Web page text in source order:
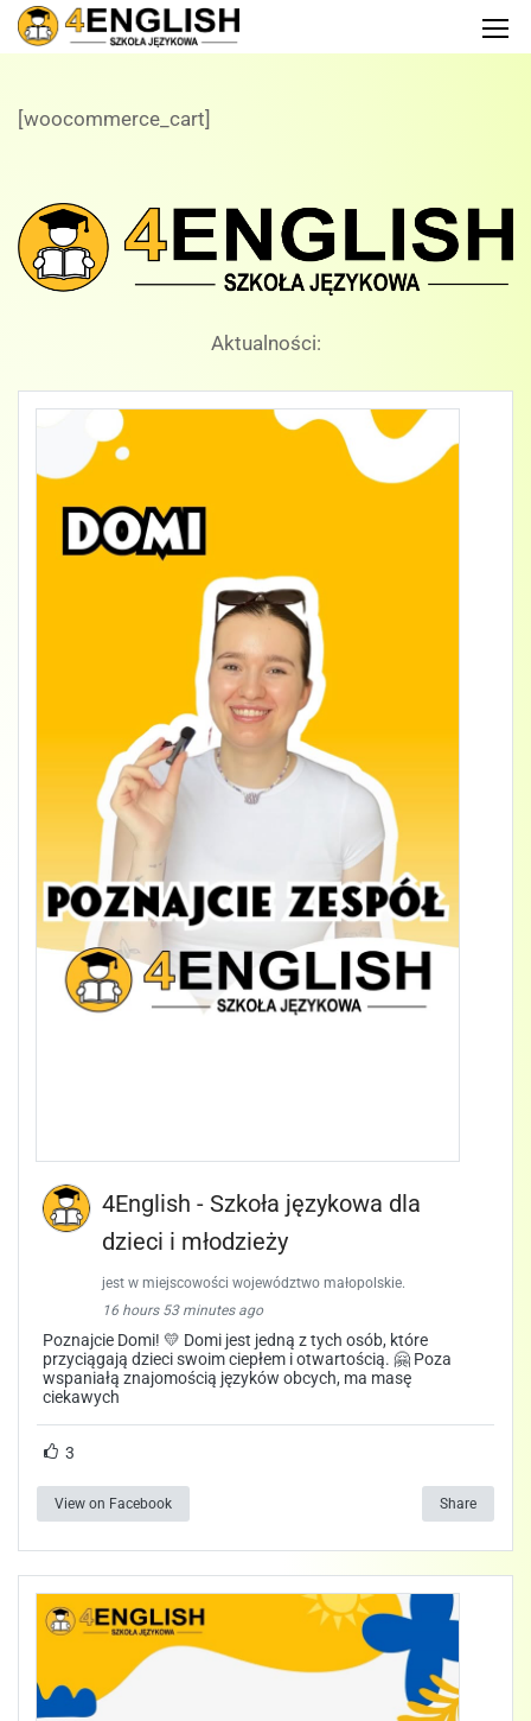
[woocommerce_cart]
Aktualności:
4English - Szkoła językowa dla
dzieci i młodzieży
jest w miejscowości województwo małopolskie.
16 hours 53 minutes ago
Poznajcie Domi! 💛 Domi jest jedną z tych osób, które
przyciągają dzieci swoim ciepłem i otwartością. 🤗 Poza
wspaniałą znajomością języków obcych, ma masę
ciekawych
3
View on Facebook Share